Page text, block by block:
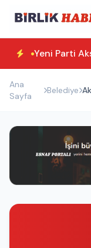
Yeni Parti
Ana
Sayfa
Belediye